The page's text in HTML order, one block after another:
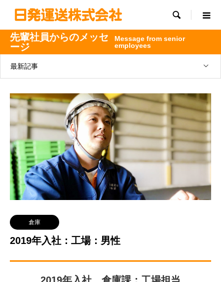

先輩社員からのメッセ
ージ
Message from senior
employees
最新記事
倉庫
2019年入社：工場：男性